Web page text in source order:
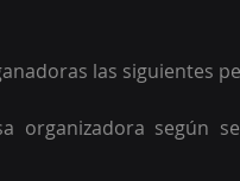
las siguientes
organizadora según